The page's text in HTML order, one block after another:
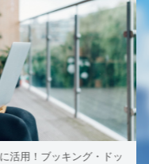
ート手土産」、AoyamaLab